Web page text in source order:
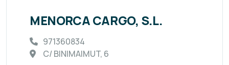
MENORCA CARGO, S.L.
971360834
C/ BINIMAIMUT, 6